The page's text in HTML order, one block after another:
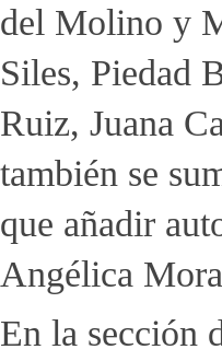
del Molino y
Siles, Piedad
Ruiz, Juana
también se
que añadir
Angélica
En la sección